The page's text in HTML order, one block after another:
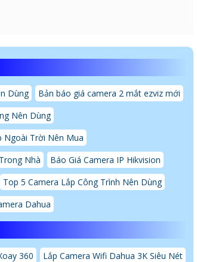
Dùng
Bản báo giá camera 2 mắt ezviz mới
Nên Dùng
Ngoài Trời Nên Mua
Nhà
Báo Giá Camera IP Hikvision
Top 5 Camera Lắp Công Trình Nên Dùng
Dahua
360
Lắp Camera Wifi Dahua 3K Siêu Nét